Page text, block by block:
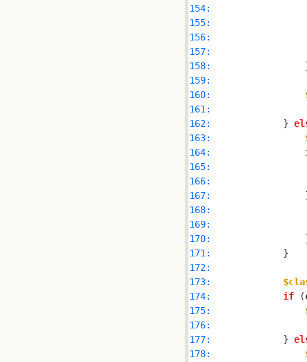
154:
155:
156:
157:
158:
159:
160:
161:
162:
            }
163:
164:
165:
166:
167:
168:
169:
170:
171:
172:
173:
174:
if (
175:
176:
177:
            }
178: